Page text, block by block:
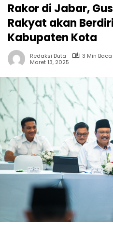
Rakor di Jabar,
Rakyat akan
Kabupaten Kota
Redaksi Duta
3 Min Baca
Maret 13, 2025